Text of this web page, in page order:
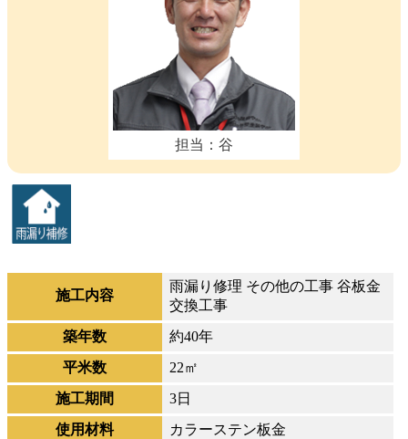
担当：谷
施工内容
雨漏り修理 その他の工事 谷板金
交換工事
築年数
約40年
平米数
22㎡
施工期間
3日
使用材料
カラーステン板金